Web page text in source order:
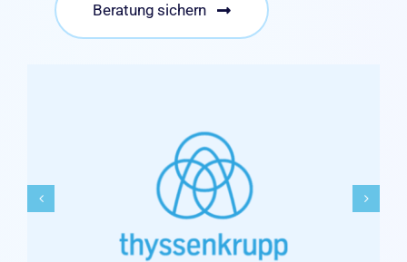
Beratung sichern